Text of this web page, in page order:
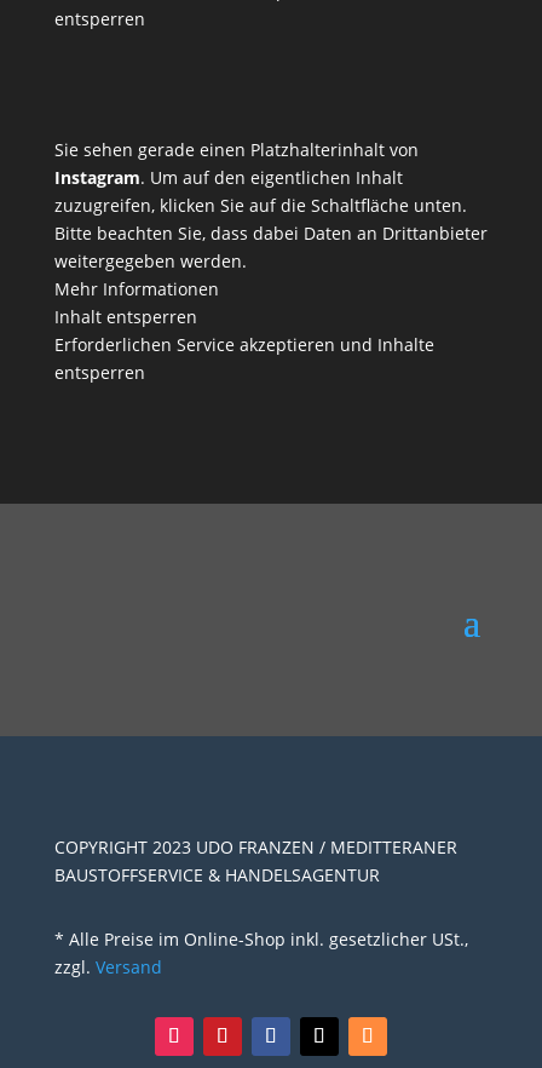
entsperren
Sie sehen gerade einen Platzhalterinhalt von
Instagram. Um auf den eigentlichen Inhalt
zuzugreifen, klicken Sie auf die Schaltfläche unten.
Bitte beachten Sie, dass dabei Daten an Drittanbieter
weitergegeben werden.
Mehr Informationen
Inhalt entsperren
Erforderlichen Service akzeptieren und Inhalte
entsperren
COPYRIGHT 2023 UDO FRANZEN / MEDITTERANER
BAUSTOFFSERVICE & HANDELSAGENTUR
* Alle Preise im Online-Shop inkl. gesetzlicher USt.,
zzgl. Versand